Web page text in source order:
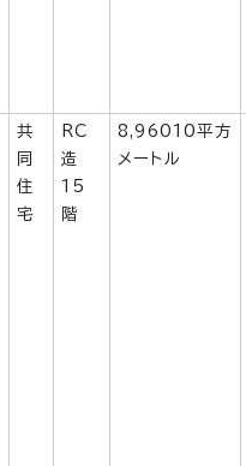
共
同
住
宅
RC
造
15
階
8,96010平方
メートル